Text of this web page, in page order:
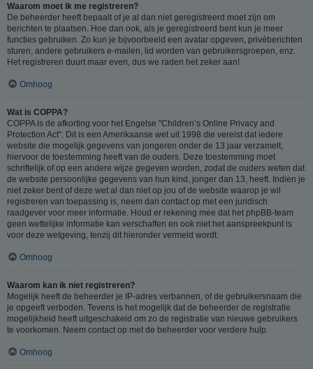
Waarom moet ik me registreren?
De beheerder heeft bepaalt of je al dan niet geregistreerd moet zijn om
berichten te plaatsen. Hoe dan ook, als je geregistreerd bent kun je meer
functies gebruiken. Zo kun je bijvoorbeeld een avatar opgeven, privéberichten
sturen, andere gebruikers e-mailen, lid worden van gebruikersgroepen, enz.
Het registreren duurt maar even, dus we raden het zeker aan!
Omhoog
Wat is COPPA?
COPPA is de afkorting voor het Engelse "Children’s Online Privacy and
Protection Act". Dit is een Amerikaanse wet uit 1998 die vereist dat iedere
website die mogelijk gegevens van jongeren onder de 13 jaar verzamelt,
hiervoor de toestemming heeft van de ouders. Deze toestemming moet
schriftelijk of op een andere wijze gegeven worden, zodat de ouders weten dat
de website persoonlijke gegevens van hun kind, jonger dan 13, heeft. Indien je
niet zeker bent of deze wet al dan niet op jou of de website waarop je wil
registreren van toepassing is, neem dan contact op met een juridisch
raadgever voor meer informatie. Houd er rekening mee dat het phpBB-team
geen wettelijke informatie kan verschaffen en ook niet het aanspreekpunt is
voor deze wetgeving, tenzij dit hieronder vermeld wordt.
Omhoog
Waarom kan ik niet registreren?
Mogelijk heeft de beheerder je IP-adres verbannen, of de gebruikersnaam die
je opgeeft verboden. Tevens is het mogelijk dat de beheerder de registratie
mogelijkheid heeft uitgeschakeld om zo de registratie van nieuwe gebruikers
te voorkomen. Neem contact op met de beheerder voor verdere hulp.
Omhoog